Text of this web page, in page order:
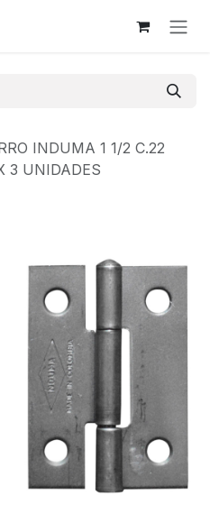
INDUMA 1 1/2 C.22
3 UNIDADES